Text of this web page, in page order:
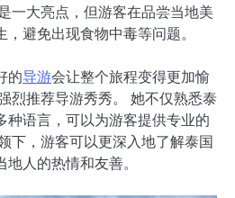
一大亮点，但游客在品尝当地美
避免出现食物中毒等问题。
的导游会让整个旅程变得更加愉
烈推荐导游秀秀。 她不仅熟悉泰
种语言，可以为游客提供专业的
下，游客可以更深入地了解泰国
人的热情和友善。